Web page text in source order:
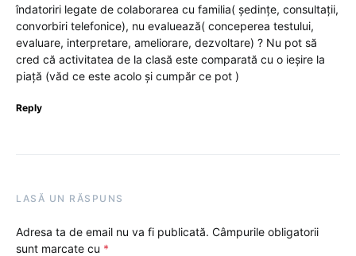
îndatoriri legate de colaborarea cu familia( ședințe, consultații,
convorbiri telefonice), nu evaluează( conceperea testului,
evaluare, interpretare, ameliorare, dezvoltare) ? Nu pot să
cred că activitatea de la clasă este comparată cu o ieșire la
piață (văd ce este acolo și cumpăr ce pot )
Reply
LASĂ UN RĂSPUNS
Adresa ta de email nu va fi publicată. Câmpurile obligatorii
sunt marcate cu *